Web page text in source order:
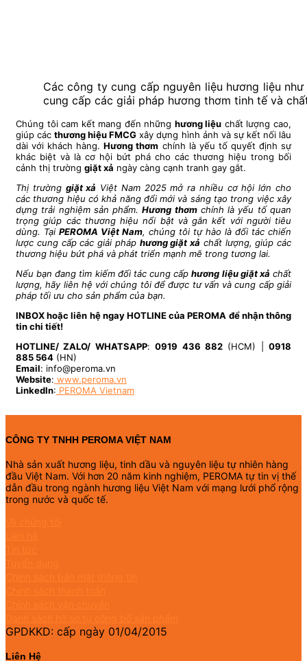
Các công ty cung cấp nguyên liệu hương liệu
cung cấp các giải pháp hương thơm tinh tế và
Chúng tôi cam kết mang đến những hương liệu chất lượng cao,
giúp cácthương hiệu FMCG xây dựng hình ảnh và sự kết nối lâu
dài với khách hàng.Hương thơm chính là yếu tố quyết định sự
khác biệt và là cơ hội bứt phá cho các thương hiệu trong bối
cảnh thị trường giặt xả ngày càng cạnh tranh gay gắt.
Thị trường giặt xả Việt Nam 2025 mở ra nhiều cơ hội lớn cho
các thương hiệu có khả năng đổi mới và sáng tạo trong việc xây
dựng trải nghiệm sản phẩm.Hương thơmchính là yếu tố quan
trọng giúp các thương hiệu nổi bật và gắn kết với người tiêu
dùng. Tại PEROMA Việt Nam, chúng tôi tự hào là đối tác chiến
lược cung cấp các giải pháp hương giặt xả chất lượng, giúp các
thương hiệu bứt phá và phát triển mạnh mẽ trong tương lai.
Nếu bạn đang tìm kiếm đối tác cung cấphương liệu giặt xả chất
lượng, hãy liên hệ với chúng tôi để được tư vấn và cung cấp giải
pháp tối ưu cho sản phẩm của bạn.
INBOX hoặc liên hệ ngay HOTLINE của PEROMA để nhận thông
tin chi tiết!
HOTLINE/ ZALO/ WHATSAPP:0919 436 882(HCM) | 0918
885 564 (HN)
Email: info@peroma.vn
Website: www.peroma.vn
LinkedIn: PEROMA Vietnam
CÔNG TY TNHH PEROMA VIỆT NAM
Nhà sản xuất hương liệu, tinh dầu và nguyên liệu tự nhiên hàng
đầu Việt Nam. Với hơn 20 năm kinh nghiệm, PEROMA tự tin vị thế
dẫn đầu trong ngành hương liệu Việt Nam với mạng lưới phổ rộng
trong nước và quốc tế.
GPDKKD: cấp ngày 01/04/2015
Liên Hệ